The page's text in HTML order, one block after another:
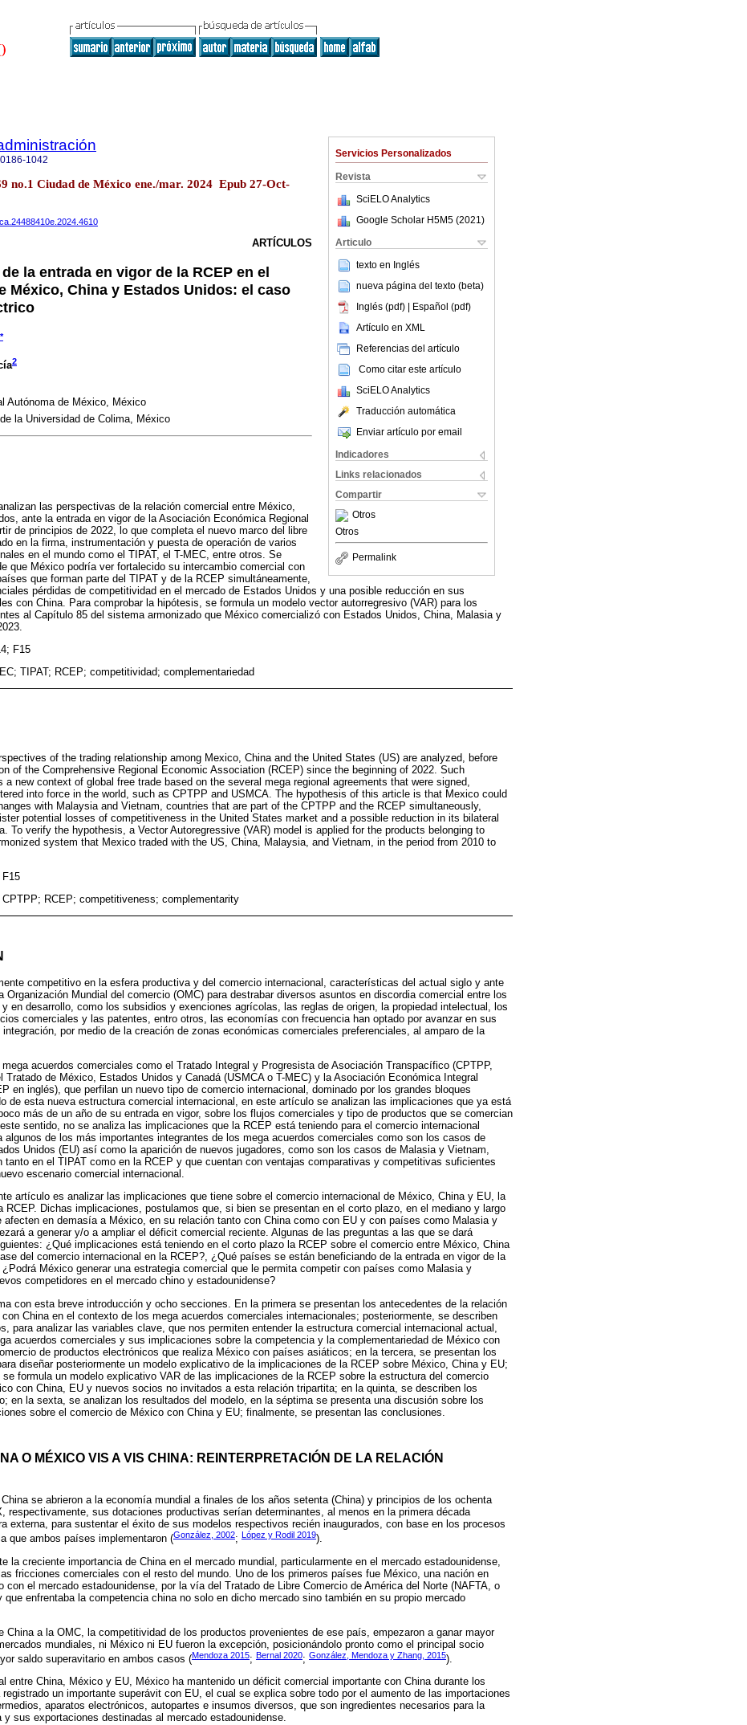
Servicios Personalizados
Revista
SciELO Analytics
Google Scholar H5M5 (2021 )
Articulo
texto en Inglés
nueva página del texto (beta)
Inglés (pdf) | Español (pdf)
Artículo en XML
Referencias del artículo
Como citar este artículo
SciELO Analytics
Traducción automática
Enviar artículo por email
Indicadores
Links relacionados
Compartir
Otros
Otros
Permalink
0186-1042
no.1 Ciudad de México ene./mar. 2024 Epub 27-Oct-
ARTÍCULOS
la entrada en vigor de la RCEP en el
México, China y Estados Unidos: el caso
*
2
Autónoma de México, México
la Universidad de Colima, México
las perspectivas de la relación comercial entre México,
ante la entrada en vigor de la Asociación Económica Regional
de principios de 2022, lo que completa el nuevo marco del libre
en la firma, instrumentación y puesta de operación de varios
en el mundo como el TIPAT, el T-MEC, entre otros. Se
que México podría ver fortalecido su intercambio comercial con
que forman parte del TIPAT y de la RCEP simultáneamente,
pérdidas de competitividad en el mercado de Estados Unidos y una posible reducción en sus
con China. Para comprobar la hipótesis, se formula un modelo vector autorregresivo (VAR) para los
al Capítulo 85 del sistema armonizado que México comercializó con Estados Unidos, China, Malasia y
F15
TIPAT; RCEP; competitividad; complementariedad
of the trading relationship among Mexico, China and the United States (US) are analyzed, before
of the Comprehensive Regional Economic Association (RCEP) since the beginning of 2022. Such
a new context of global free trade based on the several mega regional agreements that were signed,
into force in the world, such as CPTPP and USMCA. The hypothesis of this article is that Mexico could
with Malaysia and Vietnam, countries that are part of the CPTPP and the RCEP simultaneously,
potential losses of competitiveness in the United States market and a possible reduction in its bilateral
To verify the hypothesis, a Vector Autoregressive (VAR) model is applied for the products belonging to
system that Mexico traded with the US, China, Malaysia, and Vietnam, in the period from 2010 to
F15
CPTPP; RCEP; competitiveness; complementarity
competitivo en la esfera productiva y del comercio internacional, características del actual siglo y ante
Organización Mundial del comercio (OMC) para destrabar diversos asuntos en discordia comercial entre los
en desarrollo, como los subsidios y exenciones agrícolas, las reglas de origen, la propiedad intelectual, los
comerciales y las patentes, entro otros, las economías con frecuencia han optado por avanzar en sus
por medio de la creación de zonas económicas comerciales preferenciales, al amparo de la
acuerdos comerciales como el Tratado Integral y Progresista de Asociación Transpacífico (CPTPP,
Tratado de México, Estados Unidos y Canadá (USMCA o T-MEC) y la Asociación Económica Integral
en inglés), que perfilan un nuevo tipo de comercio internacional, dominado por los grandes bloques
de esta nueva estructura comercial internacional, en este artículo se analizan las implicaciones que ya está
más de un año de su entrada en vigor, sobre los flujos comerciales y tipo de productos que se comercian
sentido, no se analiza las implicaciones que la RCEP está teniendo para el comercio internacional
algunos de los más importantes integrantes de los mega acuerdos comerciales como son los casos de
Unidos (EU) así como la aparición de nuevos jugadores, como son los casos de Malasia y Vietnam,
tanto en el TIPAT como en la RCEP y que cuentan con ventajas comparativas y competitivas suficientes
escenario comercial internacional.
artículo es analizar las implicaciones que tiene sobre el comercio internacional de México, China y EU, la
RCEP. Dichas implicaciones, postulamos que, si bien se presentan en el corto plazo, en el mediano y largo
afecten en demasía a México, en su relación tanto con China como con EU y con países como Malasia y
a generar y/o a ampliar el déficit comercial reciente. Algunas de las preguntas a las que se dará
¿Qué implicaciones está teniendo en el corto plazo la RCEP sobre el comercio entre México, China
del comercio internacional en la RCEP?, ¿Qué países se están beneficiando de la entrada en vigor de la
México generar una estrategia comercial que le permita competir con países como Malasia y
competidores en el mercado chino y estadounidense?
con esta breve introducción y ocho secciones. En la primera se presentan los antecedentes de la relación
China en el contexto de los mega acuerdos comerciales internacionales; posteriormente, se describen
para analizar las variables clave, que nos permiten entender la estructura comercial internacional actual,
acuerdos comerciales y sus implicaciones sobre la competencia y la complementariedad de México con
de productos electrónicos que realiza México con países asiáticos; en la tercera, se presentan los
diseñar posteriormente un modelo explicativo de la implicaciones de la RCEP sobre México, China y EU;
formula un modelo explicativo VAR de las implicaciones de la RCEP sobre la estructura del comercio
con China, EU y nuevos socios no invitados a esta relación tripartita; en la quinta, se describen los
en la sexta, se analizan los resultados del modelo, en la séptima se presenta una discusión sobre los
sobre el comercio de México con China y EU; finalmente, se presentan las conclusiones.
O MÉXICO VIS A VIS CHINA: REINTERPRETACIÓN DE LA RELACIÓN
se abrieron a la economía mundial a finales de los años setenta (China) y principios de los ochenta
respectivamente, sus dotaciones productivas serían determinantes, al menos en la primera década
externa, para sustentar el éxito de sus modelos respectivos recién inaugurados, con base en los procesos
que ambos países implementaron (González, 2002; López y Rodil 2019).
la creciente importancia de China en el mercado mundial, particularmente en el mercado estadounidense,
fricciones comerciales con el resto del mundo. Uno de los primeros países fue México, una nación en
con el mercado estadounidense, por la vía del Tratado de Libre Comercio de América del Norte (NAFTA, o
que enfrentaba la competencia china no solo en dicho mercado sino también en su propio mercado
China a la OMC, la competitividad de los productos provenientes de ese país, empezaron a ganar mayor
mundiales, ni México ni EU fueron la excepción, posicionándolo pronto como el principal socio
saldo superavitario en ambos casos (Mendoza 2015; Bernal 2020; González, Mendoza y Zhang, 2015).
entre China, México y EU, México ha mantenido un déficit comercial importante con China durante los
un importante superávit con EU, el cual se explica sobre todo por el aumento de las importaciones
aparatos electrónicos, autopartes e insumos diversos, que son ingredientes necesarios para la
y sus exportaciones destinadas al mercado estadounidense.